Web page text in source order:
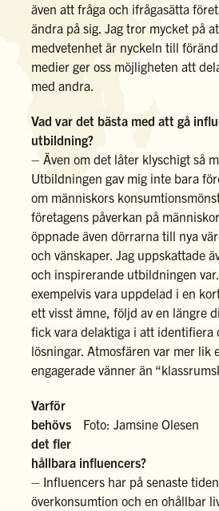
även att fråga och ifrågasätta
ändra på sig. Jag tror mycket på
medvetenhet är nyckeln till
medier ger oss möjligheten att
med andra.
Vad var det bästa med att gå
utbildning?
– Även om det låter klyschigt så
Utbildningen gav mig inte bara
om människors
företagens påverkan på
öppnade även dörrarna till nya
och vänskaper. Jag uppskattade
och inspirerande utbildningen
exempelvis vara uppdelad i en
ett visst ämne, följd av en längre
fick vara delaktiga i att identifiera
lösningar. Atmosfären var mer lik
engagerade vänner än
Foto: Jamsine Olesen
Varför
behövs
det fler
hållbara influencers?
– Influencers har på senaste
överkonsumtion och en ohållbar